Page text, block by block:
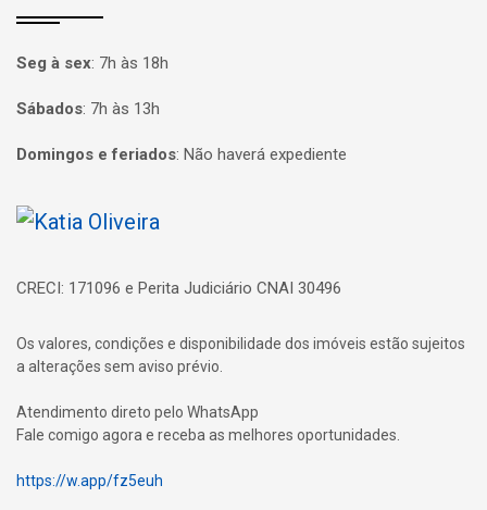
Seg à sex: 7h às 18h
Sábados: 7h às 13h
Domingos e feriados: Não haverá expediente
Página inicial
CRECI: 171096 e Perita Judiciário CNAI 30496
Os valores, condições e disponibilidade dos imóveis estão sujeitos
a alterações sem aviso prévio.
Atendimento direto pelo WhatsApp
Fale comigo agora e receba as melhores oportunidades.
https://w.app/fz5euh